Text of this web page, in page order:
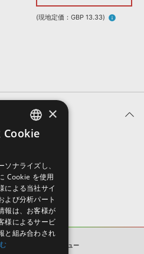
無償のサウンド管理ソフト
音素材の制作・ ライセンス提供
(現地定価：GBP 13.33) info
ユーザーレビュー
ENGLISH
×
Cookie
ナライズし、
Cookie を使用
による当社サイ
よび分析パート
報は、お客様が
様によるサービ
と組み合わされ